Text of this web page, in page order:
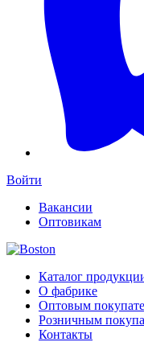
Войти
Вакансии
Оптовикам
Каталог
О фабрике
Оптовым
Розничным
Контакты